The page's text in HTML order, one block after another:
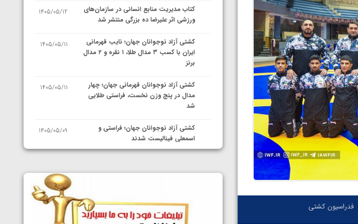
فدراسیون کشتی
کتاب مدیریت منابع انسانی در سازمان‌های
ورزشی اثر علیرضا ده بزرگی منتشر شد
1405/05/12
کشتی آزاد نوجوانان جهان؛ نایب قهرمانی
ایران با کسب ۳ مدال طلا، ۱ نقره و ۲ مدال
برنز
1405/05/11
کشتی آزاد نوجوانان قهرمانی جهان؛ چهار
مدال در پنج وزن نخست، فراستی طلایی
شد
1405/05/11
کشتی آزاد نوجوانان جهان؛ فراستی و
اسمعلی فینالیست شدند
1405/05/09
نمایندگان ایران مشخص شدند
سوم برای ایران
1405/05/07